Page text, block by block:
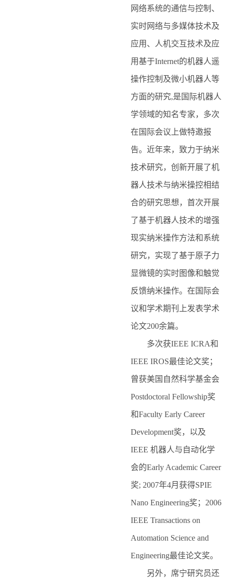
网络系统的通信与控制、
实时网络与多媒体技术及
应用、人机交互技术及应
用基于Internet的机器人遥
操作控制及微小机器人等
方面的研究,是国际机器人
学领域的知名专家，多次
在国际会议上做特邀报
告。近年来，致力于纳米
技术研究，创新开展了机
器人技术与纳米操控相结
合的研究思想，首次开展
了基于机器人技术的增强
现实纳米操作方法和系统
研究，实现了基于原子力
显微镜的实时图像和触觉
反馈纳米操作。在国际会
议和学术期刊上发表学术
论文200余篇。
多次获IEEE ICRA和
IEEE IROS最佳论文奖；
曾获美国自然科学基金会
Postdoctoral Fellowship奖
和Faculty Early Career
Development奖，以及
IEEE 机器人与自动化学
会的Early Academic Career
奖; 2007年4月获得SPIE
Nano Engineering奖；2006
IEEE Transactions on
Automation Science and
Engineering最佳论文奖。
另外，席宁研究员还